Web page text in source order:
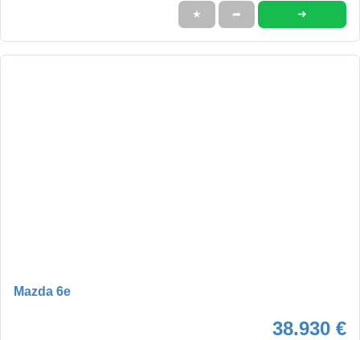
★ ➦ ➜
Mazda 6e
38.930 €